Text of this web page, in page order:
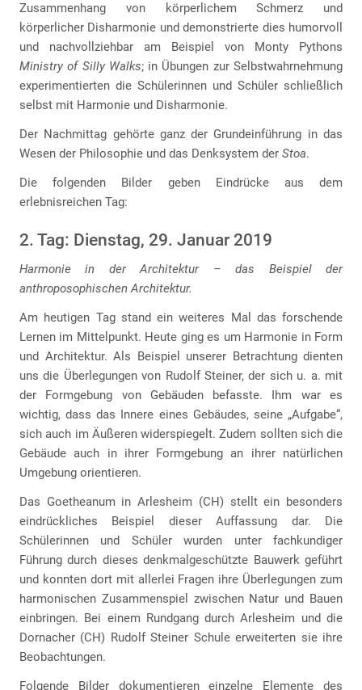
Zusammenhang von körperlichem Schmerz und
körperlicher Disharmonie und demonstrierte dies humorvoll
und nachvollziehbar am Beispiel von Monty Pythons
Ministry of Silly Walks; in Übungen zur Selbstwahrnehmung
experimentierten die Schülerinnen und Schüler schließlich
selbst mit Harmonie und Disharmonie.
Der Nachmittag gehörte ganz der Grundeinführung in das
Wesen der Philosophie und das Denksystem der Stoa.
Die folgenden Bilder geben Eindrücke aus dem
erlebnisreichen Tag:
2. Tag: Dienstag, 29. Januar 2019
Harmonie in der Architektur – das Beispiel der
anthroposophischen Architektur.
Am heutigen Tag stand ein weiteres Mal das forschende
Lernen im Mittelpunkt. Heute ging es um Harmonie in Form
und Architektur. Als Beispiel unserer Betrachtung dienten
uns die Überlegungen von Rudolf Steiner, der sich u. a. mit
der Formgebung von Gebäuden befasste. Ihm war es
wichtig, dass das Innere eines Gebäudes, seine „Aufgabe“,
sich auch im Äußeren widerspiegelt. Zudem sollten sich die
Gebäude auch in ihrer Formgebung an ihrer natürlichen
Umgebung orientieren.
Das Goetheanum in Arlesheim (CH) stellt ein besonders
eindrückliches Beispiel dieser Auffassung dar. Die
Schülerinnen und Schüler wurden unter fachkundiger
Führung durch dieses denkmalgeschützte Bauwerk geführt
und konnten dort mit allerlei Fragen ihre Überlegungen zum
harmonischen Zusammenspiel zwischen Natur und Bauen
einbringen. Bei einem Rundgang durch Arlesheim und die
Dornacher (CH) Rudolf Steiner Schule erweiterten sie ihre
Beobachtungen.
Folgende Bilder dokumentieren einzelne Elemente des